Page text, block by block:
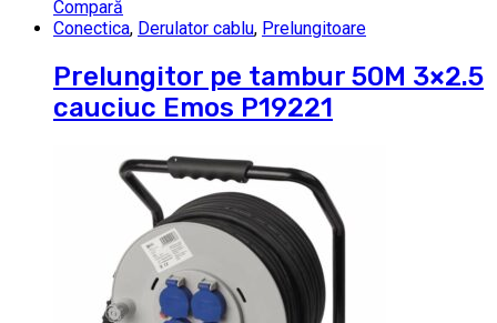
Compară
Conectica, Derulator cablu, Prelungitoare
Prelungitor pe tambur 50M 3×2.5
cauciuc Emos P19221